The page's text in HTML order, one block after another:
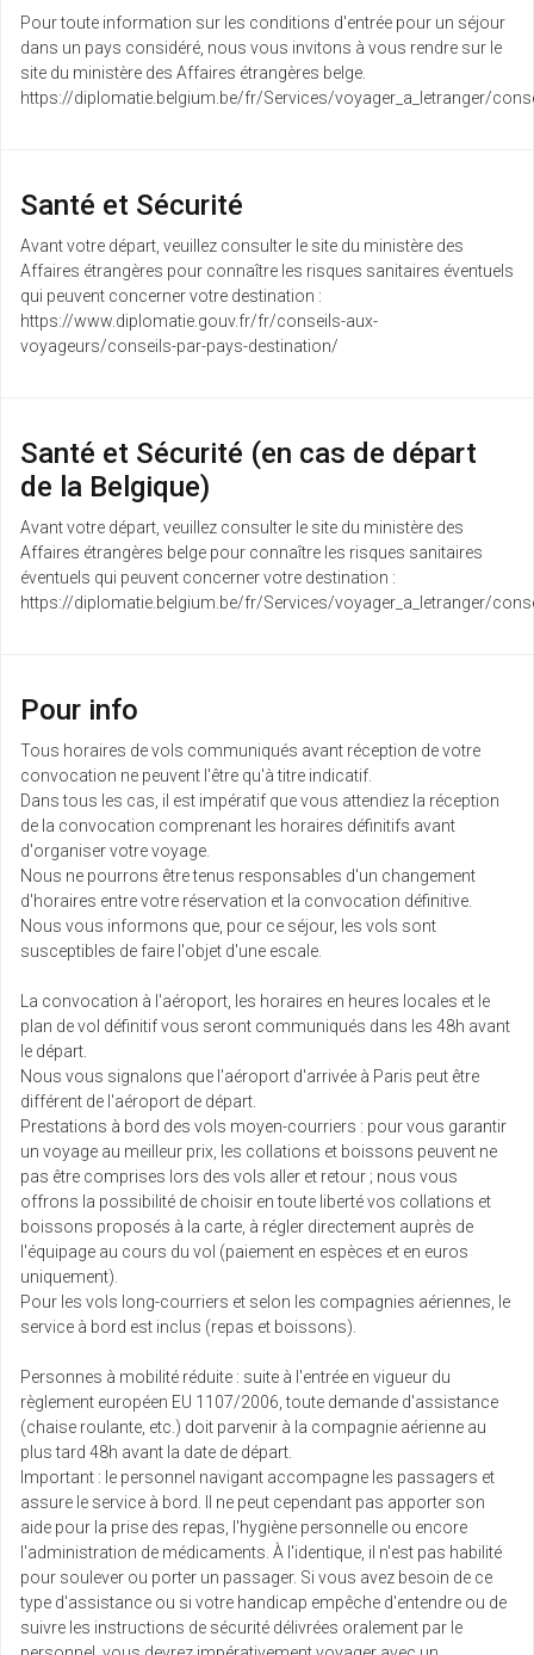
Pour toute information sur les conditions d'entrée pour un séjour
dans un pays considéré, nous vous invitons à vous rendre sur le
site du ministère des Affaires étrangères belge.
https://diplomatie.belgium.be/fr/Services/voyager_a_letranger/
Santé et Sécurité
Avant votre départ, veuillez consulter le site du ministère des
Affaires étrangères pour connaître les risques sanitaires éventuels
qui peuvent concerner votre destination :
https://www.diplomatie.gouv.fr/fr/conseils-aux-
voyageurs/conseils-par-pays-destination/
Santé et Sécurité (en cas de départ
de la Belgique)
Avant votre départ, veuillez consulter le site du ministère des
Affaires étrangères belge pour connaître les risques sanitaires
éventuels qui peuvent concerner votre destination :
https://diplomatie.belgium.be/fr/Services/voyager_a_letranger/
Pour info
Tous horaires de vols communiqués avant réception de votre
convocation ne peuvent l'être qu'à titre indicatif.
Dans tous les cas, il est impératif que vous attendiez la réception
de la convocation comprenant les horaires définitifs avant
d'organiser votre voyage.
Nous ne pourrons être tenus responsables d'un changement
d'horaires entre votre réservation et la convocation définitive.
Nous vous informons que, pour ce séjour, les vols sont
susceptibles de faire l'objet d'une escale.
La convocation à l'aéroport, les horaires en heures locales et le
plan de vol définitif vous seront communiqués dans les 48h avant
le départ.
Nous vous signalons que l'aéroport d'arrivée à Paris peut être
différent de l'aéroport de départ.
Prestations à bord des vols moyen-courriers : pour vous garantir
un voyage au meilleur prix, les collations et boissons peuvent ne
pas être comprises lors des vols aller et retour ; nous vous
offrons la possibilité de choisir en toute liberté vos collations et
boissons proposés à la carte, à régler directement auprès de
l'équipage au cours du vol (paiement en espèces et en euros
uniquement).
Pour les vols long-courriers et selon les compagnies aériennes, le
service à bord est inclus (repas et boissons).
Personnes à mobilité réduite : suite à l'entrée en vigueur du
règlement européen EU 1107/2006, toute demande d'assistance
(chaise roulante, etc.) doit parvenir à la compagnie aérienne au
plus tard 48h avant la date de départ.
Important : le personnel navigant accompagne les passagers et
assure le service à bord. Il ne peut cependant pas apporter son
aide pour la prise des repas, l'hygiène personnelle ou encore
l'administration de médicaments. À l'identique, il n'est pas habilité
pour soulever ou porter un passager. Si vous avez besoin de ce
type d'assistance ou si votre handicap empêche d'entendre ou de
suivre les instructions de sécurité délivrées oralement par le